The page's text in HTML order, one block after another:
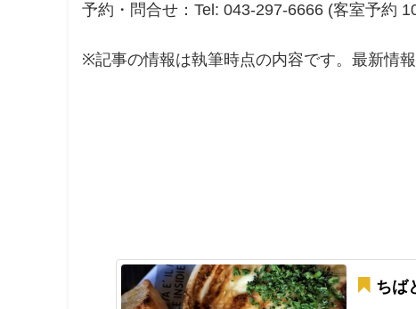
予約・問合せ：Tel: 043-297-6666 (客室予約
※記事の情報は執筆時点の内容です。最新情
ちば